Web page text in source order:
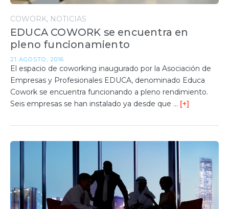
COWORK NOTICIAS
EDUCA COWORK se encuentra en
pleno funcionamiento
21 AGOSTO, 2016
El espacio de coworking inaugurado por la Asociación de
Empresas y Profesionales EDUCA, denominado Educa
Cowork se encuentra funcionando a pleno rendimiento.
Seis empresas se han instalado ya desde que … [+]